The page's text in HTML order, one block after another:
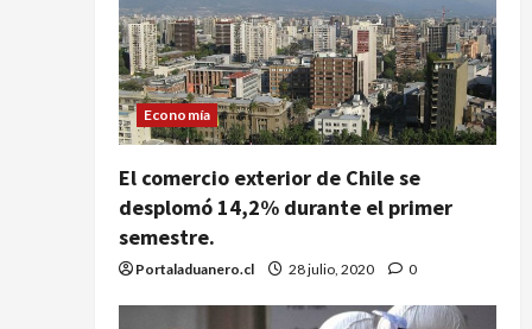
Economía
El comercio exterior de Chile se
desplomó 14,2% durante el primer
semestre.
Portaladuanero.cl 28 julio, 2020 0